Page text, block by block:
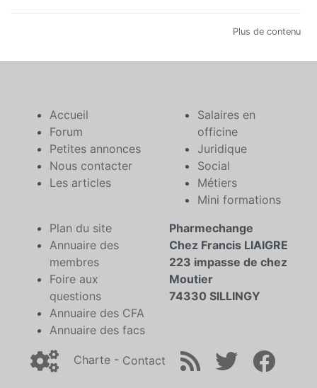
Plus de contenu
Accueil
Forum
Petites annonces
Nous contacter
Les articles
Salaires en
officine
Juridique
Social
Métiers
Mini formations
Plan du site
Annuaire des
membres
Foire aux
questions
Annuaire des CFA
Annuaire des facs
Pharmechange
Chez Francis LIAIGRE
223 impasse de chez
Moutier
74330 SILLINGY
Charte - Contact